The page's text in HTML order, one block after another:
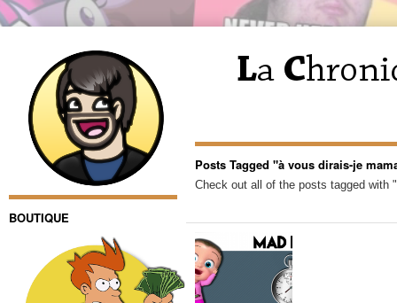
BOUTIQUE
Posts Tagged "à vous dirais-je
Check out all of the posts tagged with